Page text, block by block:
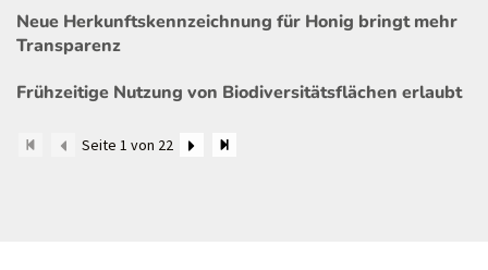
Neue Herkunftskennzeichnung für Honig bringt mehr
Transparenz
Frühzeitige Nutzung von Biodiversitätsflächen erlaubt
Seite 1 von 22